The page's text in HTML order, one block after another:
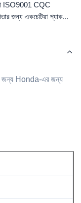
ISO9001 CQC
জন্য একচেটিয়া প্যাক...
Honda-এর জন্য